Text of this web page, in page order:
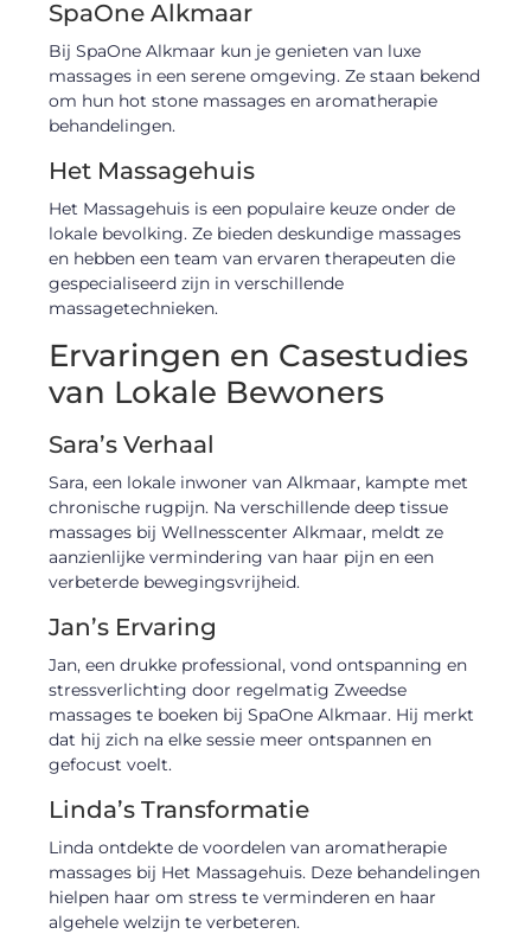
SpaOne Alkmaar
Bij SpaOne Alkmaar kun je genieten van luxe
massages in een serene omgeving. Ze staan bekend
om hun hot stone massages en aromatherapie
behandelingen.
Het Massagehuis
Het Massagehuis is een populaire keuze onder de
lokale bevolking. Ze bieden deskundige massages
en hebben een team van ervaren therapeuten die
gespecialiseerd zijn in verschillende
massagetechnieken.
Ervaringen en Casestudies
van Lokale Bewoners
Sara’s Verhaal
Sara, een lokale inwoner van Alkmaar, kampte met
chronische rugpijn. Na verschillende deep tissue
massages bij Wellnesscenter Alkmaar, meldt ze
aanzienlijke vermindering van haar pijn en een
verbeterde bewegingsvrijheid.
Jan’s Ervaring
Jan, een drukke professional, vond ontspanning en
stressverlichting door regelmatig Zweedse
massages te boeken bij SpaOne Alkmaar. Hij merkt
dat hij zich na elke sessie meer ontspannen en
gefocust voelt.
Linda’s Transformatie
Linda ontdekte de voordelen van aromatherapie
massages bij Het Massagehuis. Deze behandelingen
hielpen haar om stress te verminderen en haar
algehele welzijn te verbeteren.